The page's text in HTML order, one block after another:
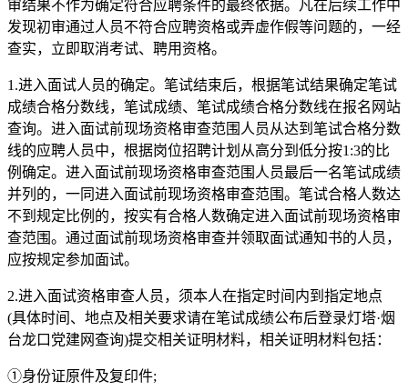
审结果不作为确定符合应聘条件的最终依据。凡在后续工作中
发现初审通过人员不符合应聘资格或弄虚作假等问题的，一经
查实，立即取消考试、聘用资格。
1.进入面试人员的确定。笔试结束后，根据笔试结果确定笔试
成绩合格分数线，笔试成绩、笔试成绩合格分数线在报名网站
查询。进入面试前现场资格审查范围人员从达到笔试合格分数
线的应聘人员中，根据岗位招聘计划从高分到低分按1:3的比
例确定。进入面试前现场资格审查范围人员最后一名笔试成绩
并列的，一同进入面试前现场资格审查范围。笔试合格人数达
不到规定比例的，按实有合格人数确定进入面试前现场资格审
查范围。通过面试前现场资格审查并领取面试通知书的人员，
应按规定参加面试。
2.进入面试资格审查人员，须本人在指定时间内到指定地点
(具体时间、地点及相关要求请在笔试成绩公布后登录灯塔·烟
台龙口党建网查询)提交相关证明材料，相关证明材料包括：
①身份证原件及复印件;